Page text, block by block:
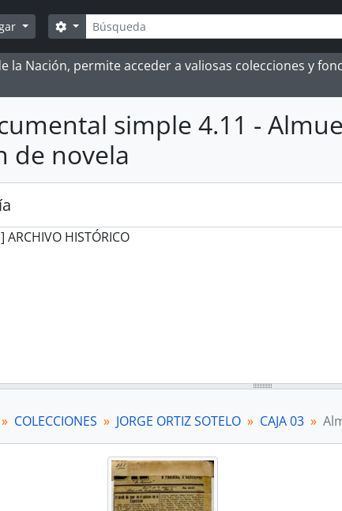
Búsqueda
Search options
la Nación, permite acceder a valiosas colecciones y
simple 4.11 -
de novela
HISTÓRICO
COLECCIONES JORGE ORTIZ SOTELO CAJA 03